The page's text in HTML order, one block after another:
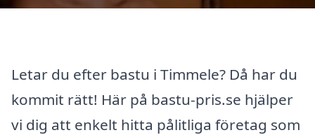
Letar du efter bastu i Timmele? Då har du
kommit rätt! Här på bastu-pris.se hjälper
vi dig att enkelt hitta pålitliga företag som